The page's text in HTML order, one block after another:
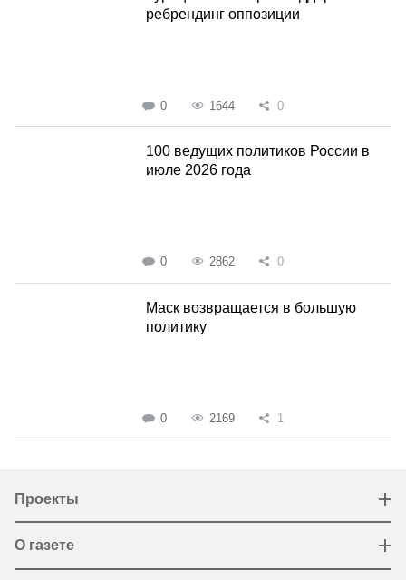
ребрендинг оппозиции
0 1644 0
100 ведущих политиков России в
июле 2026 года
0 2862 0
Маск возвращается в большую
политику
0 2169 1
Проекты
О газете